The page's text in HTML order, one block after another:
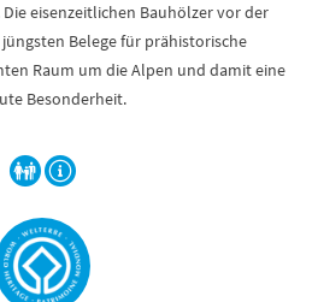
Die eisenzeitlichen Bauhölzer vor der
Belege für prähistorische
Raum um die Alpen und damit eine
Besonderheit.